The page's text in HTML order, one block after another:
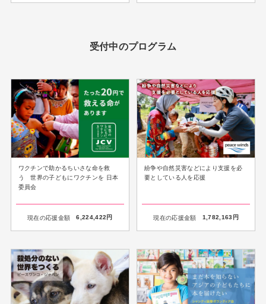
受付中のプログラム
ワクチンで助かるちいさな命を救
う 世界の子どもにワクチンを 日本
委員会
現在の応援金額 6,224,422円
紛争や自然災害などにより支援を必
要としている人を応援
現在の応援金額 1,782,163 円